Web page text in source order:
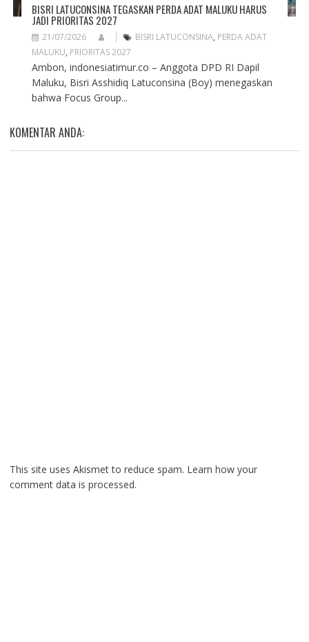
BISRI LATUCONSINA TEGASKAN PERDA ADAT MALUKU HARUS
JADI PRIORITAS 2027
21/07/2026 BISRI LATUCONSINA, PERDA ADAT
MALUKU, PRIORITAS 2027
Ambon, indonesiatimur.co – Anggota DPD RI Dapil
Maluku, Bisri Asshidiq Latuconsina (Boy) menegaskan
bahwa Focus Group...
KOMENTAR ANDA:
This site uses Akismet to reduce spam. Learn how your
comment data is processed.